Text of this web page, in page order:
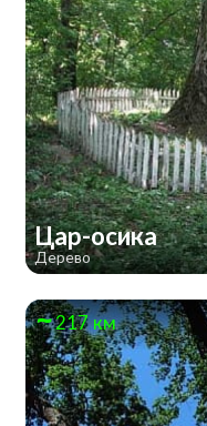
Цар-осика
Дерево
217 км